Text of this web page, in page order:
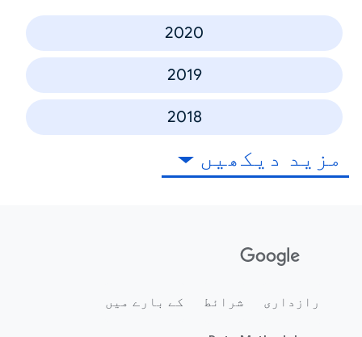
2020
2019
2018
مزید دیکھیں
رازداری شرائط کے بارے میں